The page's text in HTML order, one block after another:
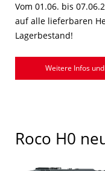
Vom 01.06. bis
auf alle lieferbaren
Lagerbestand!
Weitere Infos
Roco H0